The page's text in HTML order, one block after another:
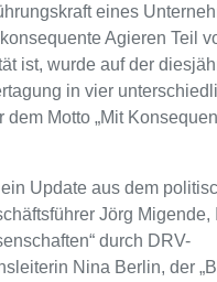
eines
Agieren Teil
ist, wurde auf der
in vier
dem Motto „Mit
Update aus dem
Jörg Migende,
durch DRV-
Nina Berlin, der